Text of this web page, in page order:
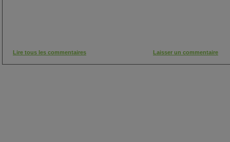
Lire tous les commentaires Laisser un commentaire